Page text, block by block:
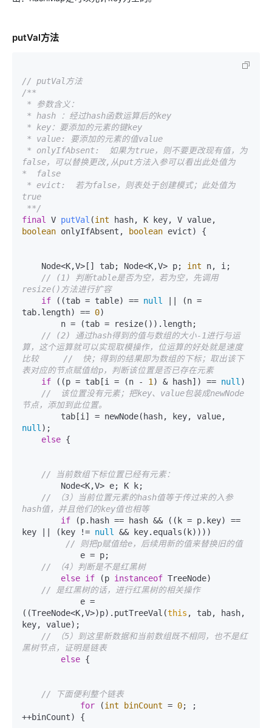
putVal方法
// putVal方法
/**
false，可以替换更改,从put方法入参可以看出此处值为
*  false
true
**/
final
V putVal (int
boolean onlyIfAbsent, boolean evict) {
    Node<K,V>[] tab; Node<K,V> p;
int n, i;
// (1) 判断table是否为空，若为空，先调用
resize()方法进行扩容
if ((tab = table) == null
|| (n =
tab.length) == 0)
// (2) 通过hash得到的值与数组的大小-1进行与运
算，这个运算就可以实现取模操作，位运算的好处就是速度
比较     //  快；得到的结果即为数组的下标；取出该下
表对应的节点赋值给p，判断该位置是否已存在元素
if ((p = tab[i = (n - 1 ) & hash]) == null )
//  该位置没有元素；把key、value包装成newNode
节点，添加到此位置。
null );
else {
// 当前数组下标位置已经有元素：
// （3）当前位置元素的hash值等于传过来的入参
hash值，并且他们的key值也相等
if (p.hash == hash && ((k = p.key) ==
key || (key != null
&& key.equals(k))))
// 则把p赋值给e，后续用新的值来替换旧的值
// （4）判断是不是红黑树
else if (p instanceof TreeNode)
// 是红黑树的话，进行红黑树的相关操作
((TreeNode<K,V>)p).putTreeVal(this , tab, hash,
key, value);
// （5）到这里新数据和当前数组既不相同，也不是红
黑树节点，证明是链表
else {
// 下面便利整个链表
for (int binCount = 0; ;
++binCount) {